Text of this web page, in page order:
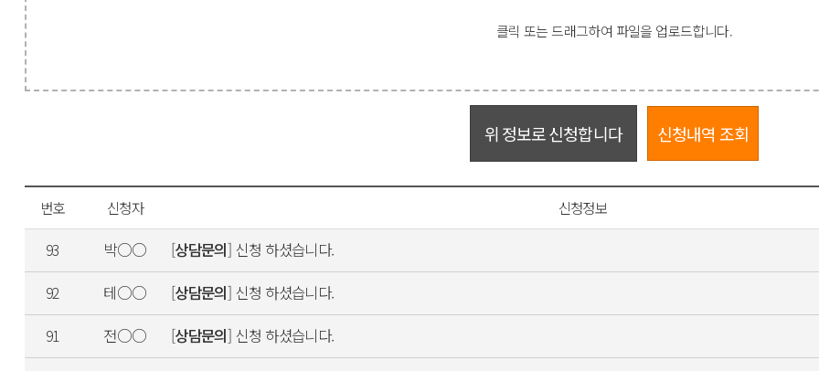
클릭 또는 드래그하여 파일을 업로드합니다.
위 정보로 신청합니다 신청내역 조회
번호 신청자 신청정보
93
박○○ [상담문의] 신청 하셨습니다.
92 테○○ [상담문의] 신청 하셨습니다.
91 전○○ [상담문의] 신청 하셨습니다.